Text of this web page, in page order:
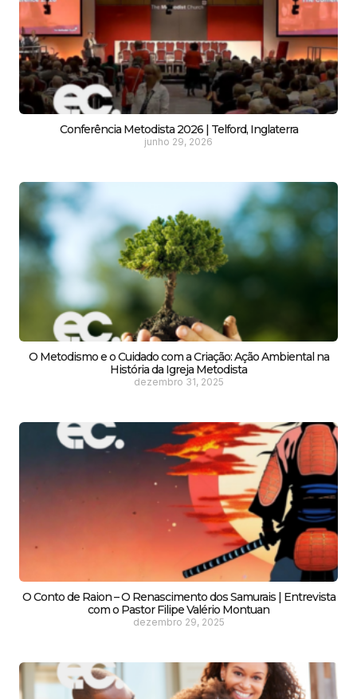
Conferência Metodista 2026 | Telford, Inglaterra
junho 29, 2026
O Metodismo e o Cuidado com a Criação: Ação Ambiental na
História da Igreja Metodista
dezembro 31, 2025
O Conto de Raion – O Renascimento dos Samurais | Entrevista
com o Pastor Filipe Valério Montuan
dezembro 29, 2025